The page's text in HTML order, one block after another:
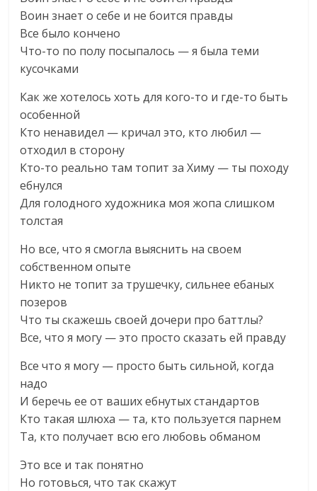
Воин знает о себе и не боится правды
Все было кончено
Что-то по полу посыпалось — я была теми
кусочками
Как же хотелось хоть для кого-то и где-то быть
особенной
Кто ненавидел — кричал это, кто любил —
отходил в сторону
Кто-то реально там топит за Химу — ты походу
ебнулся
Для голодного художника моя жопа слишком
толстая
Но все, что я смогла выяснить на своем
собственном опыте
Никто не топит за трушечку, сильнее ебаных
позеров
Что ты скажешь своей дочери про баттлы?
Все, что я могу — это просто сказать ей правду
Все что я могу — просто быть сильной, когда
надо
И беречь ее от ваших ебнутых стандартов
Кто такая шлюха — та, кто пользуется парнем
Та, кто получает всю его любовь обманом
Это все и так понятно
Но готовься, что так скажут